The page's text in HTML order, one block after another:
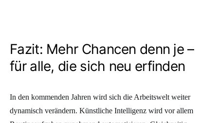
Fazit: Mehr Chancen denn je –
für alle, die sich neu erfinden
In den kommenden Jahren wird sich die Arbeitswelt weiter
dynamisch verändern. Künstliche Intelligenz wird vor allem